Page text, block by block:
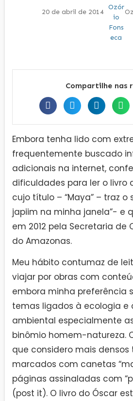
20 de abril de 2014
Compartilhe nas
Embora tenha lido com
frequentemente buscado
adicionais na internet,
dificuldades para ler o livro
cujo título – “Maya” – traz o
japiim na minha janela”- e
em 2012 pela Secretaria de
do Amazonas.
Meu hábito contumaz de
viajar por obras com
embora minha preferência
temas ligados à ecologia e
ambiental especialmente
binômio homem-natureza.
que considero mais
marcados com canetas
páginas assinaladas com
(post it). O livro do Óscar